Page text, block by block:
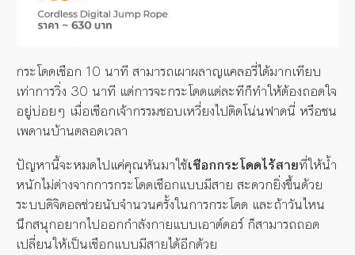
กระโดดเชือก 10 นาที สามารถเผาผลาญแคลอรี่ได้มากเทียบ
เท่าการวิ่ง 30 นาที แต่การจะกระโดดแต่ละทีก็ทำให้ต้องถอดใจ
อยู่บ่อยๆ เมื่อเชือกเจ้ากรรมชอบเหวี่ยงไปติดโน่นฟาดนี่ หรือชน
เพดานบ้านตลอดเวลา
ปัญหานี้จะหมดไปแค่คุณหันมาใช้เชือกกระโดดไร้สายที่ให้น้ำ
หนักไม่ต่างจากการกระโดดเชือกแบบมีสาย สะดวกยิ่งขึ้นด้วย
ระบบดิจิตอลช่วยนับจำนวนครั้งในการกระโดด และถ้าวันไหน
นึกสนุกอยากไปออกกำลังกายแบบเอาต์ดอร์ ก็สามารถถอด
เปลี่ยนให้เป็นเชือกแบบมีสายได้อีกด้วย